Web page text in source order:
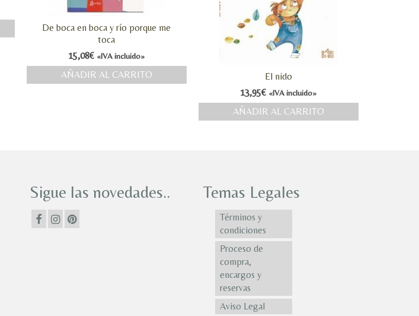
De boca en boca y río porque me
toca
15,08€ «IVA incluido»
AÑADIR AL CARRITO
El nido
13,95€ «IVA incluido»
AÑADIR AL CARRITO
Sigue las novedades.. Temas Legales
Términos y
condiciones
Proceso de
compra,
encargos y
reservas
Aviso Legal